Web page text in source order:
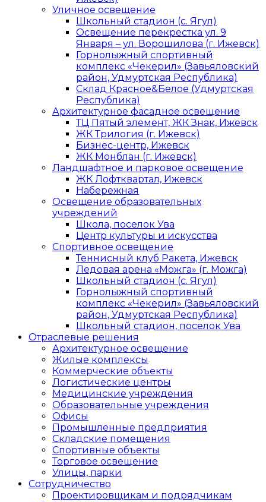
Уличное освещение
Школьный стадион (с. Ягул)
Освещение перекрестка ул. 9
Января – ул. Ворошилова (г. Ижевск)
Горнолыжный спортивный
комплекс «Чекерил» (Завьяловский
район, Удмуртская Республика)
Склад Красное&Белое (Удмуртская
Республика)
Архитектурное фасадное освещение
ТЦ Пятый элемент, ЖК Знак, Ижевск
ЖК Трилогия (г. Ижевск)
Бизнес-центр, Ижевск
ЖК Монблан (г. Ижевск)
Ландшафтное и парковое освещение
ЖК Лофтквартал, Ижевск
Набережная
Освещение образовательных
учреждений
Школа, поселок Ува
Центр культуры и искусства
Спортивное освещение
Теннисный клуб Ракета, Ижевск
Ледовая арена «Можга» (г. Можга)
Школьный стадион (с. Ягул)
Горнолыжный спортивный
комплекс «Чекерил» (Завьяловский
район, Удмуртская Республика)
Школьный стадион, поселок Ува
Отраслевые решения
Архитектурное освещение
Жилые комплексы
Коммерческие объекты
Логистические центры
Медицинские учреждения
Образовательные учреждения
Офисы
Промышленные предприятия
Складские помещения
Спортивные объекты
Торговое освещение
Улицы, парки
Сотрудничество
Проектировщикам и подрядчикам